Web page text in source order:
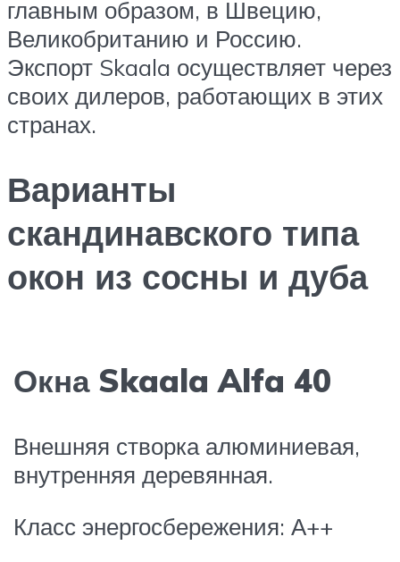
главным образом, в Швецию,
Великобританию и Россию.
Экспорт Skaala осуществляет через
своих дилеров, работающих в этих
странах.
Варианты
скандинавского типа
окон из сосны и дуба
Окна Skaala Alfa 40
Внешняя створка алюминиевая,
внутренняя деревянная.
Класс энергосбережения: А++